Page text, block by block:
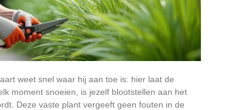
weet snel waar hij aan toe is: hier laat de
moment snoeien, is jezelf blootstellen aan het
Deze vaste plant vergeeft geen fouten in de